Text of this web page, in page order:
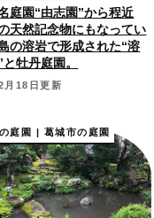
庭園“由志園”から程近
天然記念物にもなってい
の溶岩で形成された“溶
牡丹庭園。
月18日更新
庭園 | 葛城市の庭園